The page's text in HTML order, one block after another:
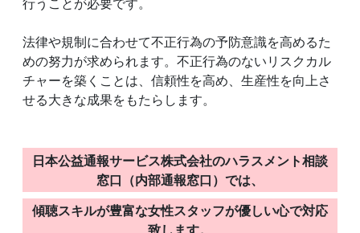
行うことが必要です。
法律や規制に合わせて不正行為の予防意識を高めるた
めの努力が求められます。不正行為のないリスクカル
チャーを築くことは、信頼性を高め、生産性を向上さ
せる大きな成果をもたらします。
日本公益通報サービス株式会社のハラスメント相談
窓口（内部通報窓口）では、
傾聴スキルが豊富な女性スタッフが優しい心で対応